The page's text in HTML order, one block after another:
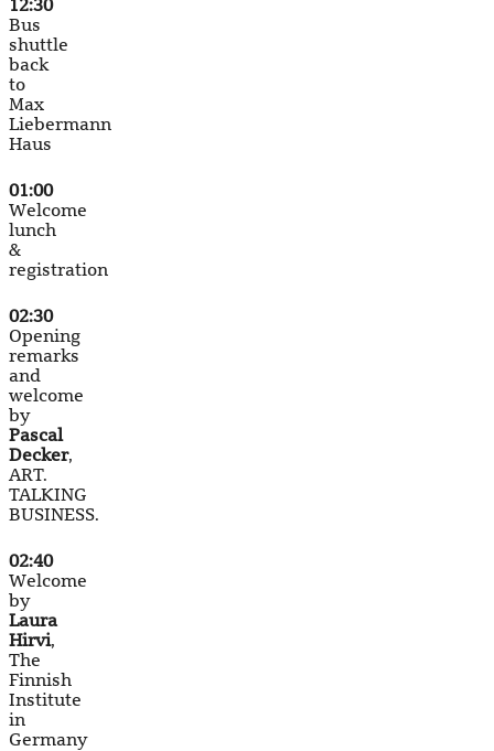
12:30
Bus
shuttle
back
to
Max
Liebermann
Haus
01:00
Welcome
lunch
&
registration
02:30
Opening
remarks
and
welcome
by
Pascal
Decker,
ART.
TALKING
BUSINESS.
02:40
Welcome
by
Laura
Hirvi,
The
Finnish
Institute
in
Germany